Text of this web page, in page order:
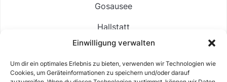
Einwilligung verwalten
Um dir ein optimales Erlebnis zu bieten, verwenden wir Technologien wie
Cookies, um Geräteinformationen zu speichern und/oder darauf
Gosausee
Hallstatt
Langbathsee
Altausseer See